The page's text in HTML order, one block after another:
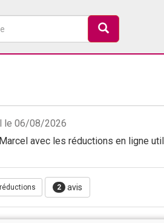
le 06/08/2026
avec les réductions en ligne
réductions 2 avis